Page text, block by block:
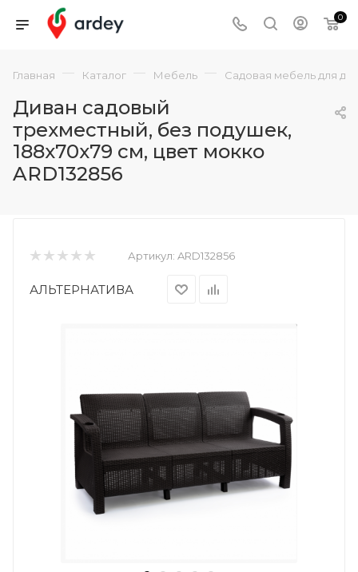
0
Главная — Каталог — Мебель — Садовая мебель для
Диван садовый
трехместный, без подушек,
188x70x79 см, цвет мокко
ARD132856
Артикул: ARD132856
АЛЬТЕРНАТИВА